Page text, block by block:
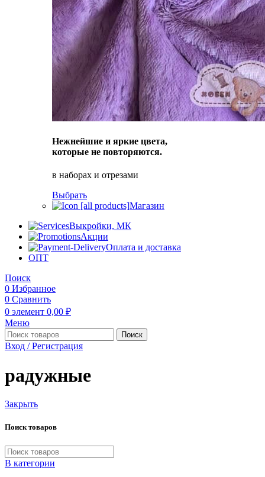
Нежнейшие и яркие цвета,
которые не повторяются.
в наборах и отрезами
Выбрать
Магазин
Выкройки, МК
Акции
Оплата и доставка
ОПТ
Поиск
0 Избранное
0 Сравнить
0 элемент 0,00 ₽
Меню
Поиск
Вход / Регистрация
радужные
Закрыть
Поиск товаров
В категории